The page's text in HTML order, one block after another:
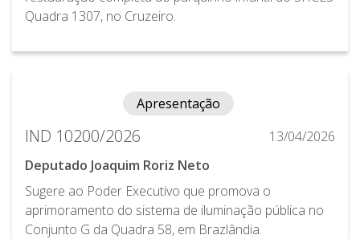
Quadra 1307, no Cruzeiro.
Apresentação
IND 10200/2026
13/04/2026
Deputado Joaquim Roriz Neto
Sugere ao Poder Executivo que promova o
aprimoramento do sistema de iluminação pública no
Conjunto G da Quadra 58, em Brazlândia.